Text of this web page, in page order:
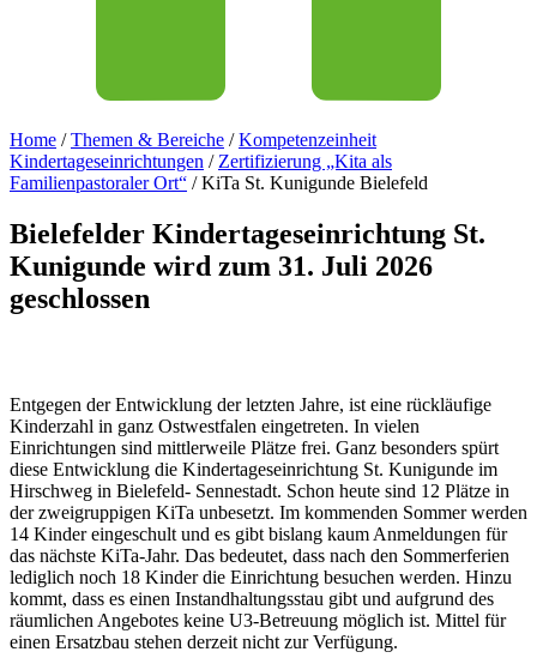
Home /Themen & Bereiche /Kompetenzeinheit
Kindertageseinrichtungen / Zertifizierung „Kita als
Familienpastoraler Ort“ /KiTa St. Kunigunde Bielefeld
Bielefelder Kindertageseinrichtung St.
Kunigunde wird zum 31. Juli 2026
geschlossen
Entgegen der Entwicklung der letzten Jahre, ist eine rückläufige
Kinderzahl in ganz Ostwestfalen eingetreten. In vielen
Einrichtungen sind mittlerweile Plätze frei. Ganz besonders spürt
diese Entwicklung die Kindertageseinrichtung St. Kunigunde im
Hirschweg in Bielefeld- Sennestadt. Schon heute sind 12 Plätze in
der zweigruppigen KiTa unbesetzt. Im kommenden Sommer werden
14 Kinder eingeschult und es gibt bislang kaum Anmeldungen für
das nächste KiTa-Jahr. Das bedeutet, dass nach den Sommerferien
lediglich noch 18 Kinder die Einrichtung besuchen werden. Hinzu
kommt, dass es einen Instandhaltungsstau gibt und aufgrund des
räumlichen Angebotes keine U3-Betreuung möglich ist. Mittel für
einen Ersatzbau stehen derzeit nicht zur Verfügung.